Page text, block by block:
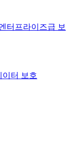
터프라이즈급 보
터 보호